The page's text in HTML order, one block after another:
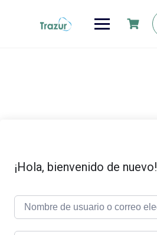
¡Hola, bienvenido de nuevo!